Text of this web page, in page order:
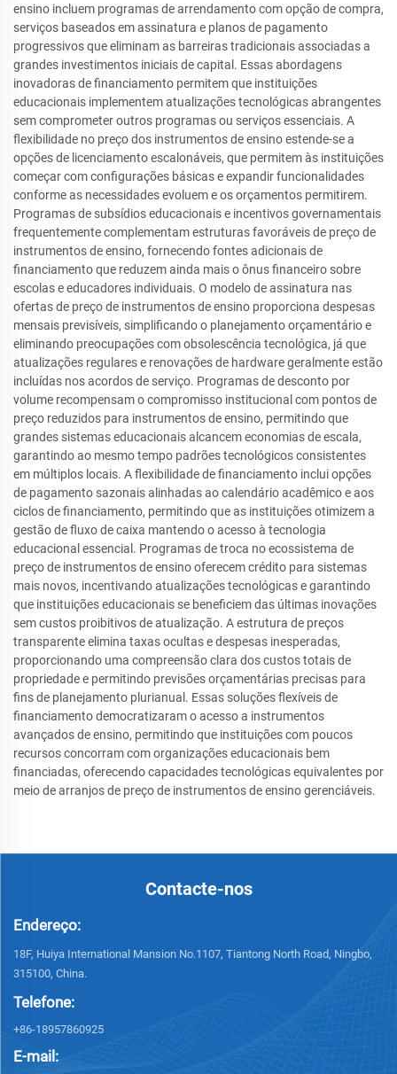
ensino incluem programas de arrendamento com opção de compra,
serviços baseados em assinatura e planos de pagamento
progressivos que eliminam as barreiras tradicionais associadas a
grandes investimentos iniciais de capital. Essas abordagens
inovadoras de financiamento permitem que instituições
educacionais implementem atualizações tecnológicas abrangentes
sem comprometer outros programas ou serviços essenciais. A
flexibilidade no preço dos instrumentos de ensino estende-se a
opções de licenciamento escalonáveis, que permitem às instituições
começar com configurações básicas e expandir funcionalidades
conforme as necessidades evoluem e os orçamentos permitirem.
Programas de subsídios educacionais e incentivos governamentais
frequentemente complementam estruturas favoráveis de preço de
instrumentos de ensino, fornecendo fontes adicionais de
financiamento que reduzem ainda mais o ônus financeiro sobre
escolas e educadores individuais. O modelo de assinatura nas
ofertas de preço de instrumentos de ensino proporciona despesas
mensais previsíveis, simplificando o planejamento orçamentário e
eliminando preocupações com obsolescência tecnológica, já que
atualizações regulares e renovações de hardware geralmente estão
incluídas nos acordos de serviço. Programas de desconto por
volume recompensam o compromisso institucional com pontos de
preço reduzidos para instrumentos de ensino, permitindo que
grandes sistemas educacionais alcancem economias de escala,
garantindo ao mesmo tempo padrões tecnológicos consistentes
em múltiplos locais. A flexibilidade de financiamento inclui opções
de pagamento sazonais alinhadas ao calendário acadêmico e aos
ciclos de financiamento, permitindo que as instituições otimizem a
gestão de fluxo de caixa mantendo o acesso à tecnologia
educacional essencial. Programas de troca no ecossistema de
preço de instrumentos de ensino oferecem crédito para sistemas
mais novos, incentivando atualizações tecnológicas e garantindo
que instituições educacionais se beneficiem das últimas inovações
sem custos proibitivos de atualização. A estrutura de preços
transparente elimina taxas ocultas e despesas inesperadas,
proporcionando uma compreensão clara dos custos totais de
propriedade e permitindo previsões orçamentárias precisas para
fins de planejamento plurianual. Essas soluções flexíveis de
financiamento democratizaram o acesso a instrumentos
avançados de ensino, permitindo que instituições com poucos
recursos concorram com organizações educacionais bem
financiadas, oferecendo capacidades tecnológicas equivalentes por
meio de arranjos de preço de instrumentos de ensino gerenciáveis.
Contacte-nos
Endereço:
18F, Huiya International Mansion No.1107, Tiantong North Road, Ningbo,
315100, China.
Telefone:
+86-18957860925
E-mail: